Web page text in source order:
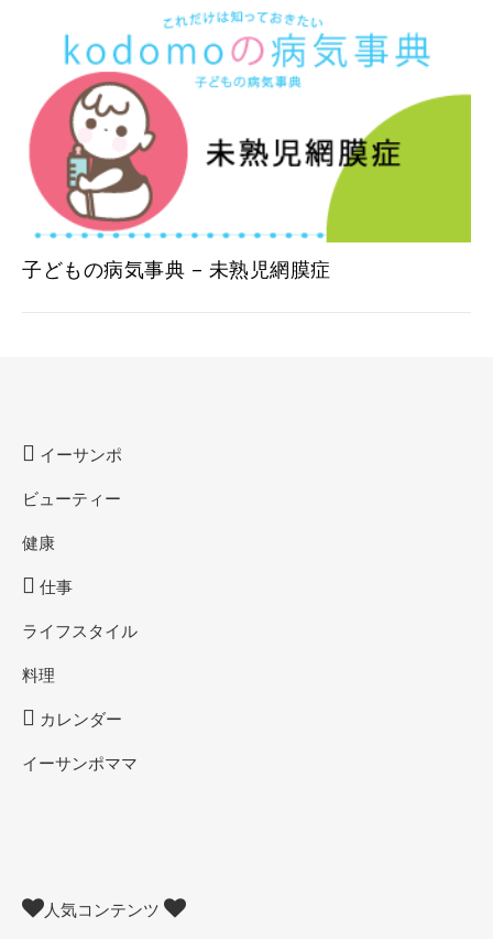
子どもの病気事典 – 未熟児網膜症
イーサンポ
ビューティー
健康
仕事
ライフスタイル
料理
カレンダー
イーサンポママ
人気コンテンツ